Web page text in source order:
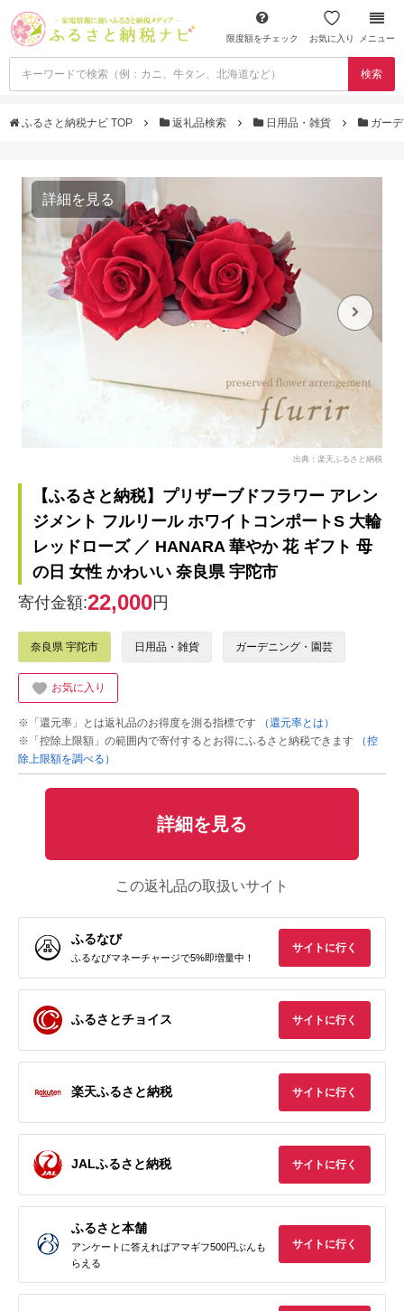
限度額をチェック お気に入り メニュー
検索
ふるさと納税ナビ TOP 返礼品検索 日用品・雑貨 ガー
詳細を見る
出典：楽天ふるさと納税
【ふるさと納税】プリザーブドフラワー アレン
ジメント フルリール ホワイトコンポートS 大輪
レッドローズ ／ HANARA 華やか 花 ギフト 母
の日 女性 かわいい 奈良県 宇陀市
寄付金額:22,000円
奈良県 宇陀市 日用品・雑貨 ガーデニング・園芸
お気に入り
※「還元率」とは返礼品のお得度を測る指標です
（還元率とは）
※「控除上限額」の範囲内で寄付するとお得にふるさと納税できます
（控
除上限額を調べる）
詳細を見る
この返礼品の取扱いサイト
ふるなび
ふるなびマネーチャージで5%即増量中！
サイトに行く
ふるさとチョイス サイトに行く
楽天ふるさと納税 サイトに行く
JALふるさと納税 サイトに行く
ふるさと本舗
アンケートに答えればアマギフ500円ぶんも
らえる
サイトに行く